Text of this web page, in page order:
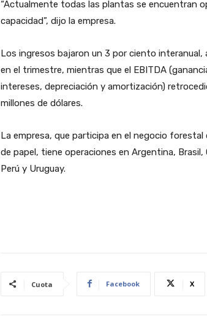
“Actualmente todas las plantas se encuentran
capacidad”, dijo la empresa.
Los ingresos bajaron un 3 por ciento interanual,
en el trimestre, mientras que el EBITDA
intereses, depreciación y amortización)
millones de dólares.
La empresa, que participa en el negocio
de papel, tiene operaciones en Argentina, Brasil,
Perú y Uruguay.
Cuota Facebook X